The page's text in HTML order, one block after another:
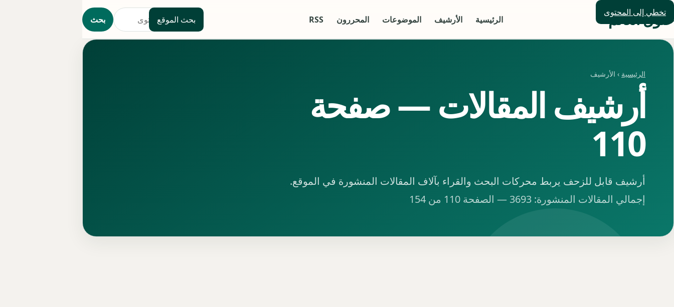
تخطي إلى المحتوى
حلول العالم الرئيسية الأرشيف الموضوعات المحررون RSS بحث الموقع بحث
الرئيسية › الأرشيف
أرشيف المقالات — صفحة
110
أرشيف قابل للزحف يربط محركات البحث والقراء بآلاف المقالات المنشورة في الموقع.
إجمالي المقالات المنشورة: 3693 — الصفحة 110 من 154